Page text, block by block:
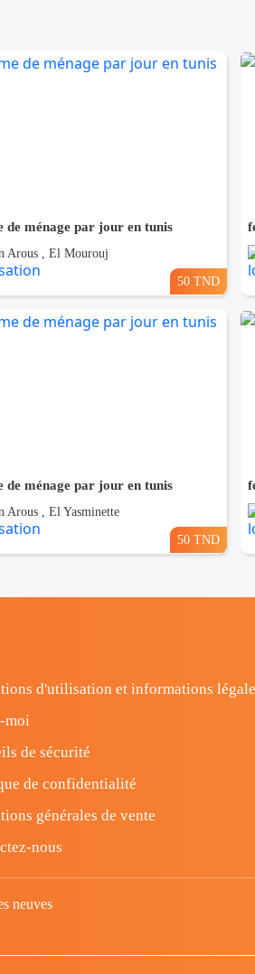
de ménage par jour en tunis
Arous , El Mourouj
50 TND
de ménage par jour en tunis
Arous , El Yasminette
50 TND
d'utilisation et informations
moi
de sécurité
de confidentialité
générales de vente
nous
neuves